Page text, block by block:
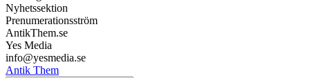
Nyhetssektion
Prenumerationsström
AntikThem.se
Yes Media
info@yesmedia.se
Antik Them